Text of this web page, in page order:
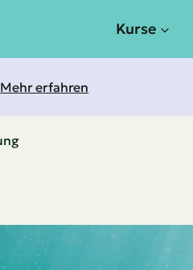
Kurse
Mehr erfahren